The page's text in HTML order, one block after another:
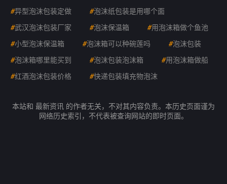
#异型泡沫包装定做 #泡沫纸包装是用哪个面
#武汉泡沫包装厂家 #泡沫保温箱 #用泡沫箱做个鱼池
#小型泡沫保温箱 #泡沫箱可以种碗莲吗 #泡沫包装
#泡沫箱哪里能买到 #泡沫包装泡沫箱 #用泡沫箱做船
#红酒泡沫包装价格 #快递包装填充物泡沫
本站和 最新资讯 的作者无关，不对其内容负责。本历史页面谨为
网络历史索引，不代表被查询网站的即时页面。